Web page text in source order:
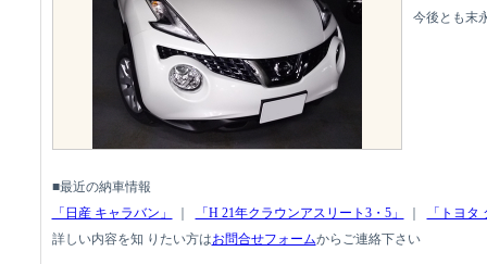
今後とも末
■最近の納車情報
「日産 キャラバン」
「H 21年クラウンアスリート3・5」
「トヨ
詳しい内容を知 りたい方はお問合せフォームからご連絡下さい